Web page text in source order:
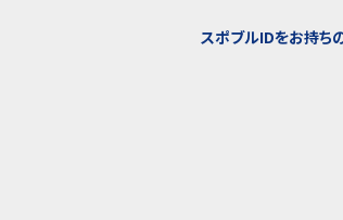
スポブルIDをお持ち